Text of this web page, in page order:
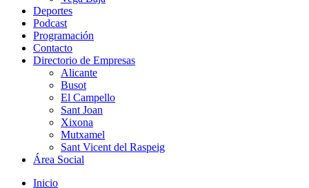
Deportes
Podcast
Programación
Contacto
Directorio de Empresas
Alicante
Busot
El Campello
Sant Joan
Xixona
Mutxamel
Sant Vicent del Raspeig
Área Social
Inicio